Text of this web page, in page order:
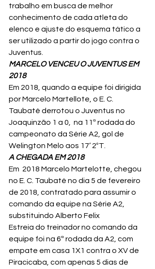
trabalho em busca de melhor
conhecimento de cada atleta do
elenco e ajuste do esquema tático a
ser utilizado a partir do jogo contra o
Juventus.
MARCELO VENCEU O JUVENTUS EM
2018
Em 2018, quando a equipe foi dirigida
por Marcelo Martellote, o E. C.
Taubaté derrotou o Juventus no
Joaquinzão 1 a 0,  na 11ª rodada do
campeonato da Série A2, gol de
Welington Melo aos 17’ 2ºT.
A CHEGADA EM 2018
Em  2018 Marcelo Martelotte, chegou
no E. C. Taubaté no dia 5 de fevereiro
de 2018, contratado para assumir o
comando da equipe na Série A2,
substituindo Alberto Felix
Estreia do treinador no comando da
equipe foi na 6ª rodada da A2, com
empate em casa 1X1 contra o XV de
Piracicaba, com apenas 5 dias de